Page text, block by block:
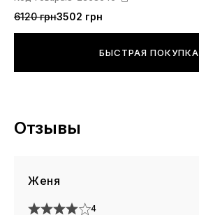
6120 грн3502 грн
БЫСТРАЯ ПОКУПКА
Отзывы
Женя
4